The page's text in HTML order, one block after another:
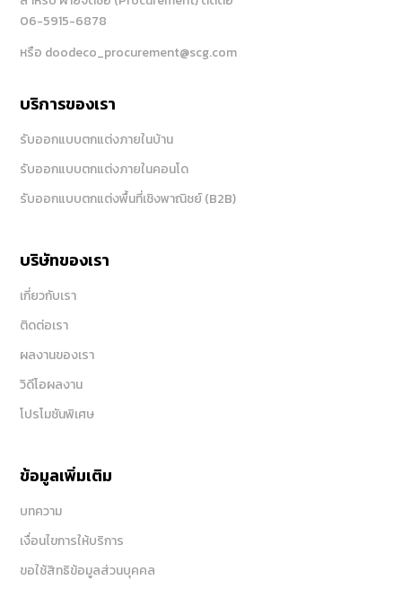
06-5915-6878
หรือ doodeco_procurement@scg.com
บริการของเรา
รับออกแบบตกแต่งภายในบ้าน
รับออกแบบตกแต่งภายในคอนโด
รับออกแบบตกแต่งพื้นที่เชิงพาณิชย์ (B2B)
บริษัทของเรา
เกี่ยวกับเรา
ติดต่อเรา
ผลงานของเรา
วิดีโอผลงาน
โปรโมชันพิเศษ
ข้อมูลเพิ่มเติม
บทความ
เงื่อนไขการให้บริการ
ขอใช้สิทธิข้อมูลส่วนบุคคล